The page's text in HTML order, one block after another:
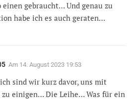
gebraucht… Und genau zu
habe ich es auch geraten…
Am 14. August 2023 19:53
sind wir kurz davor, uns mit
einigen… Die Leihe… Was für ein